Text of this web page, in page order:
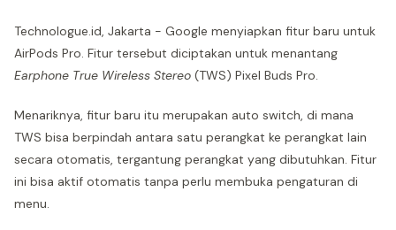
Technologue.id, Jakarta - Google menyiapkan fitur baru untuk
AirPods Pro. Fitur tersebut diciptakan untuk menantang
Earphone True Wireless Stereo (TWS) Pixel Buds Pro.
Menariknya, fitur baru itu merupakan auto switch, di mana
TWS bisa berpindah antara satu perangkat ke perangkat lain
secara otomatis, tergantung perangkat yang dibutuhkan. Fitur
ini bisa aktif otomatis tanpa perlu membuka pengaturan di
menu.